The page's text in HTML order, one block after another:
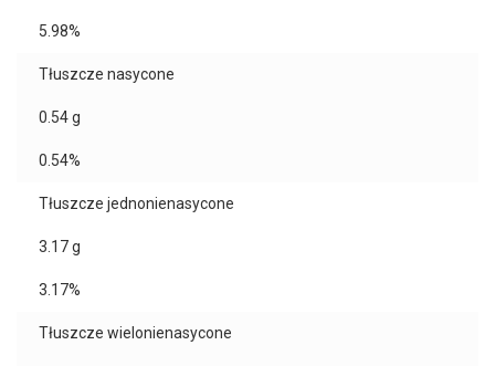
5.98%
Tłuszcze nasycone
0.54g
0.54%
Tłuszcze jednonienasycone
3.17g
3.17%
Tłuszcze wielonienasycone